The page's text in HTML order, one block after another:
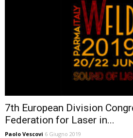
7th European Division
Federation for Laser in...
Paolo Vescovi 6 Giugno 2019